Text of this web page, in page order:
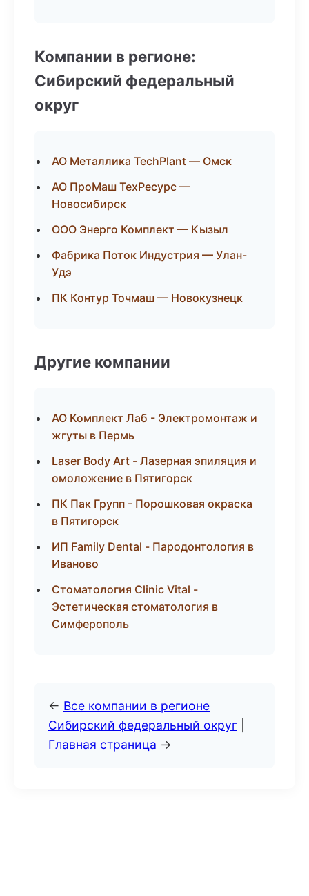
Компании в регионе:
Сибирский федеральный
округ
АО Металлика TechPlant — Омск
АО ПроМаш ТехРесурс —
Новосибирск
ООО Энерго Комплект — Кызыл
Фабрика Поток Индустрия — Улан-
Удэ
ПК Контур Точмаш — Новокузнецк
Другие компании
АО Комплект Лаб - Электромонтаж и
жгуты в Пермь
Laser Body Art - Лазерная эпиляция и
омоложение в Пятигорск
ПК Пак Групп - Порошковая окраска
в Пятигорск
ИП Family Dental - Пародонтология в
Иваново
Стоматология Clinic Vital -
Эстетическая стоматология в
Симферополь
← Все компании в регионе
Сибирский федеральный округ
Главная страница →